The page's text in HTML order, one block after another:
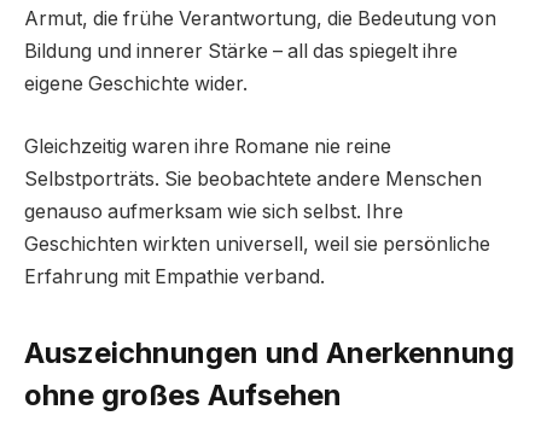
Armut, die frühe Verantwortung, die Bedeutung von
Bildung und innerer Stärke – all das spiegelt ihre
eigene Geschichte wider.
Gleichzeitig waren ihre Romane nie reine
Selbstporträts. Sie beobachtete andere Menschen
genauso aufmerksam wie sich selbst. Ihre
Geschichten wirkten universell, weil sie persönliche
Erfahrung mit Empathie verband.
Auszeichnungen und Anerkennung
ohne großes Aufsehen